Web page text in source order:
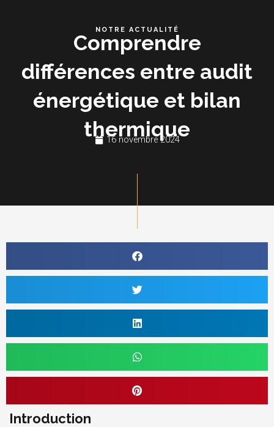
NOTRE ACTUALITÉ
Comprendre
différences entre audit
énergétique et bilan
thermique
16 novembre 2024
Introduction